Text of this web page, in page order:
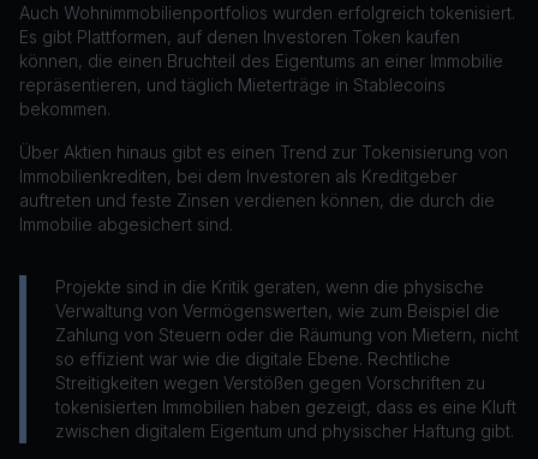
Auch Wohnimmobilienportfolios wurden erfolgreich tokenisiert.
Es gibt Plattformen, auf denen Investoren Token kaufen
können, die einen Bruchteil des Eigentums an einer Immobilie
repräsentieren, und täglich Mieterträge in Stablecoins
bekommen.
Über Aktien hinaus gibt es einen Trend zur Tokenisierung von
Immobilienkrediten, bei dem Investoren als Kreditgeber
auftreten und feste Zinsen verdienen können, die durch die
Immobilie abgesichert sind.
Projekte sind in die Kritik geraten, wenn die physische
Verwaltung von Vermögenswerten, wie zum Beispiel die
Zahlung von Steuern oder die Räumung von Mietern, nicht
so effizient war wie die digitale Ebene. Rechtliche
Streitigkeiten wegen Verstößen gegen Vorschriften zu
tokenisierten Immobilien haben gezeigt, dass es eine Kluft
zwischen digitalem Eigentum und physischer Haftung gibt.